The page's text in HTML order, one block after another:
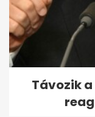
Távozik